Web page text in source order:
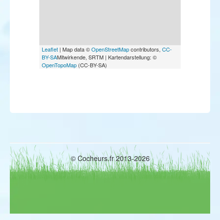
Leaflet | Map data ©OpenStreetMapcontributors, CC-
BY-SAMitwirkende, SRTM | Kartendarstellung: ©
OpenTopoMap (CC-BY-SA)
© Cocheurs.fr 2013-2026